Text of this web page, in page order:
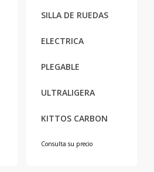
SILLA DE RUEDAS
ELECTRICA
PLEGABLE
ULTRALIGERA
KITTOS CARBON
Consulta su precio